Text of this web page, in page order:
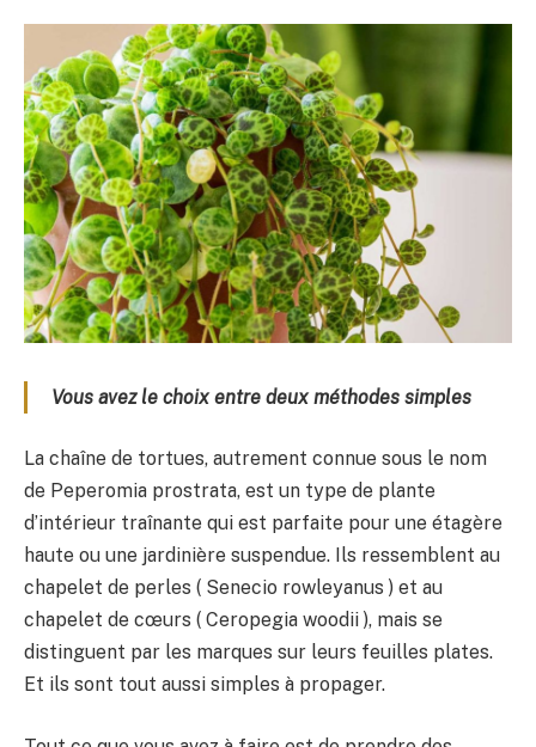
Vous avez le choix entre deux méthodes simples
La chaîne de tortues, autrement connue sous le nom
de Peperomia prostrata, est un type de plante
d’intérieur traînante qui est parfaite pour une étagère
haute ou une jardinière suspendue. Ils ressemblent au
chapelet de perles ( Senecio rowleyanus ) et au
chapelet de cœurs ( Ceropegia woodii ), mais se
distinguent par les marques sur leurs feuilles plates.
Et ils sont tout aussi simples à propager.